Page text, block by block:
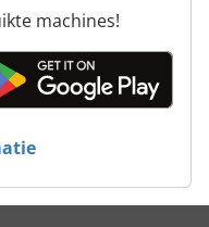
machines!